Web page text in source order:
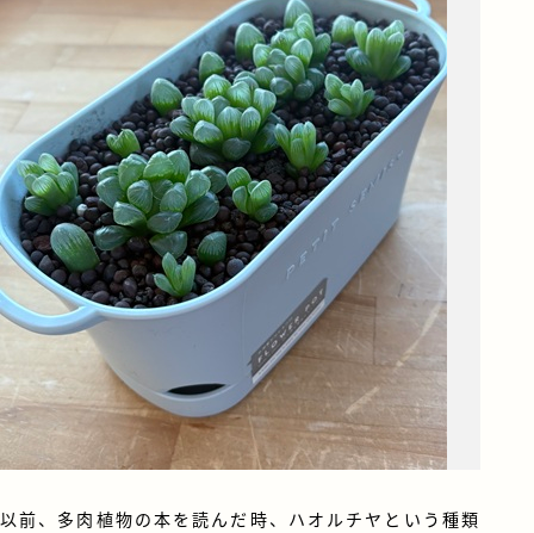
以前、多肉植物の本を読んだ時、ハオルチヤという種類